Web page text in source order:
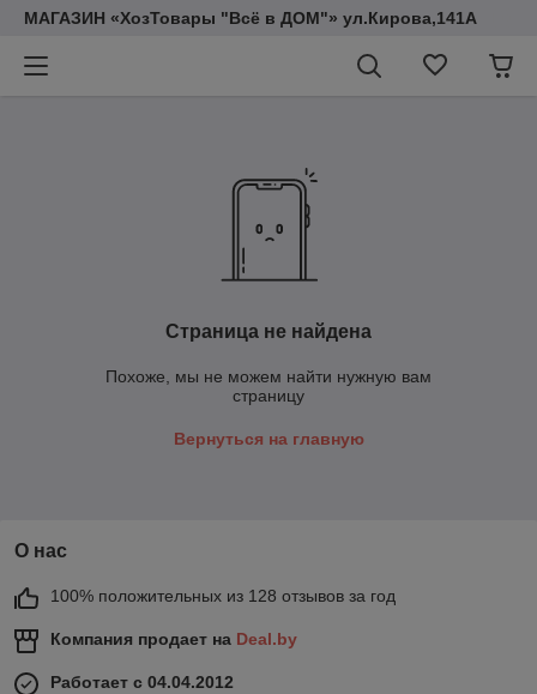
МАГАЗИН «ХозТовары "Всё в ДОМ"» ул.Кирова,141А
Страница не найдена
Похоже, мы не можем найти нужную вам
страницу
Вернуться на главную
О нас
100% положительных из 128 отзывов за год
Компания продает на Deal.by
Работает с 04.04.2012